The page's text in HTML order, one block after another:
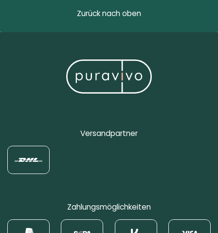
Zurück nach oben
Versandpartner
Zahlungsmöglichkeiten